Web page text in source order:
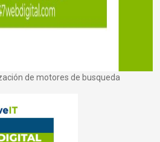
de motores de busqueda